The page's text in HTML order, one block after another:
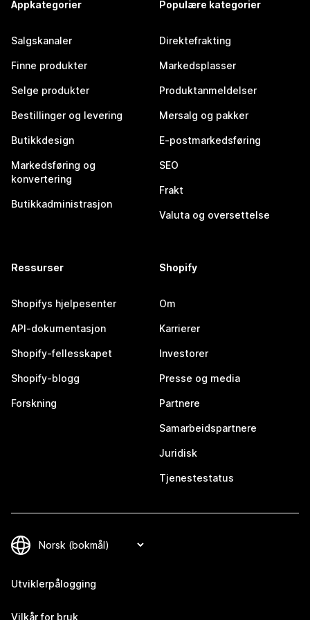
Appkategorier
Salgskanaler
Finne produkter
Selge produkter
Bestillinger og levering
Butikkdesign
Markedsføring og
konvertering
Butikkadministrasjon
Populære kategorier
Direktefrakting
Markedsplasser
Produktanmeldelser
Mersalg og pakker
E-postmarkedsføring
SEO
Frakt
Valuta og oversettelse
Ressurser
Shopifys hjelpesenter
API-dokumentasjon
Shopify-fellesskapet
Shopify-blogg
Forskning
Shopify
Om
Karrierer
Investorer
Presse og media
Partnere
Samarbeidspartnere
Juridisk
Tjenestestatus
Utviklerpålogging
Vilkår for bruk